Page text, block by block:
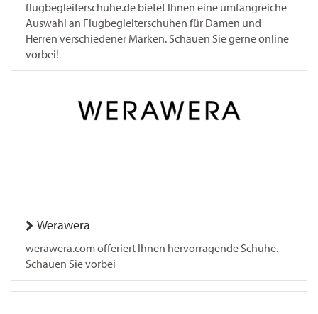
flugbegleiterschuhe.de bietet Ihnen eine umfangreiche
Auswahl an Flugbegleiterschuhen für Damen und
Herren verschiedener Marken. Schauen Sie gerne online
vorbei!
Werawera
werawera.com offeriert Ihnen hervorragende Schuhe.
Schauen Sie vorbei